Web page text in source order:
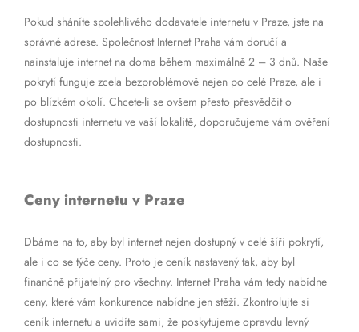
Pokud sháníte spolehlivého dodavatele internetu v Praze, jste na
správné adrese. Společnost Internet Praha vám doručí a
nainstaluje internet na doma během maximálně 2 – 3 dnů. Naše
pokrytí funguje zcela bezproblémově nejen po celé Praze, ale i
po blízkém okolí. Chcete-li se ovšem přesto přesvědčit o
dostupnosti internetu ve vaší lokalitě, doporučujeme vám ověření
dostupnosti.
Ceny internetu v Praze
Dbáme na to, aby byl internet nejen dostupný v celé šíři pokrytí,
ale i co se týče ceny. Proto je ceník nastavený tak, aby byl
finančně přijatelný pro všechny. Internet Praha vám tedy nabídne
ceny, které vám konkurence nabídne jen stěží. Zkontrolujte si
ceník internetu a uvidíte sami, že poskytujeme opravdu levný